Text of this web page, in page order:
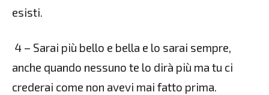
esisti.
4 – Sarai più bello e bella e lo sarai sempre,
anche quando nessuno te lo dirà più ma tu ci
crederai come non avevi mai fatto prima.